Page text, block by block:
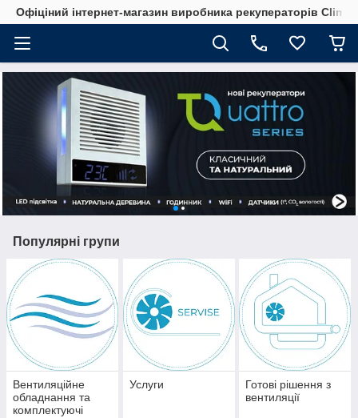
Офіціний інтернет-магазин виробника рекуператорів
Популярні групи
Вентиляційне
обладнання та
комплектуючі
Услуги
Готові рішення з
вентиляції